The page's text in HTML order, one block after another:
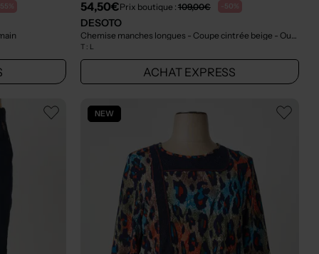
54,50€Prix boutique : 109,00€ -50%
DESOTO
Chemise manches longues - Coupe cintrée beige - Outlet
T : L
ACHAT EXPRESS
NEW